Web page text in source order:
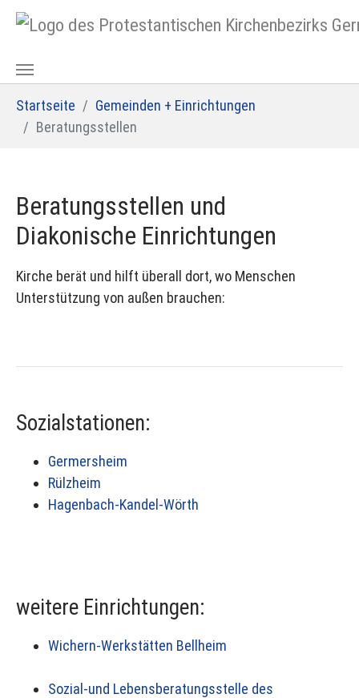
Zum Hauptinhalt springen
Startseite
Gemeinden + Einrichtungen
Beratungsstellen
Beratungsstellen und
Diakonische Einrichtungen
Kirche berät und hilft überall dort, wo Menschen
Unterstützung von außen brauchen:
Sozialstationen:
Germersheim
Rülzheim
Hagenbach-Kandel-Wörth
weitere Einrichtungen:
Wichern-Werkstätten Bellheim
Sozial-und Lebensberatungsstelle des